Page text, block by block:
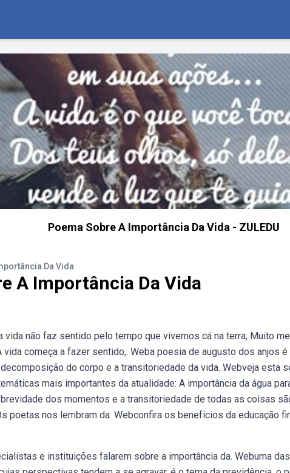
Poema Sobre A Importância Da Vida - ZULEDU
Da Vida
A Importância Da Vida
vida não faz sentido pelo tempo que vivemos cá na terra; Muito
vida começa a fazer sentido,. Weba poesia de augusto dos anjos
do corpo e a transitoriedade da vida. Webveja esta
mais importantes da atualidade: A importância da água
dos momentos e a transitoriedade de todas as coisas
poetas nos lembram da. Webconfira os benefícios da educação
e instituições falarem sobre a importância da. Webuma